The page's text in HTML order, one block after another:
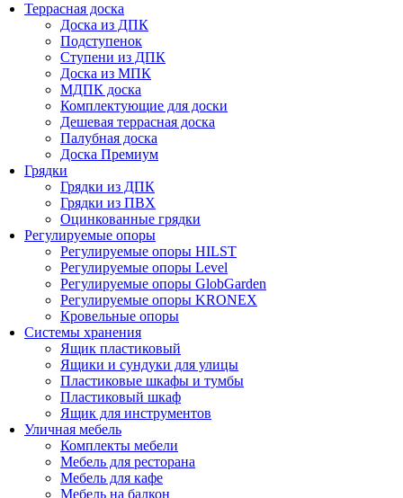
Террасная доска
Доска из ДПК
Подступенок
Ступени из ДПК
Доска из МПК
МДПК доска
Комплектующие для доски
Дешевая террасная доска
Палубная доска
Доска Премиум
Грядки
Грядки из ДПК
Грядки из ПВХ
Оцинкованные грядки
Регулируемые опоры
Регулируемые опоры HILST
Регулируемые опоры Level
Регулируемые опоры GlobGarden
Регулируемые опоры KRONEX
Кровельные опоры
Системы хранения
Ящик пластиковый
Ящики и сундуки для улицы
Пластиковые шкафы и тумбы
Пластиковый шкаф
Ящик для инструментов
Уличная мебель
Комплекты мебели
Мебель для ресторана
Мебель для кафе
Мебель на балкон